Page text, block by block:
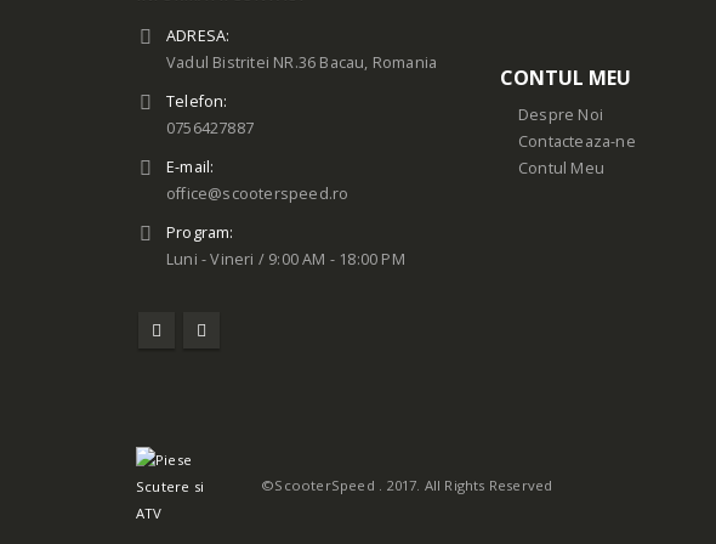
ADRESA:
Vadul Bistritei NR.36 Bacau, Romania
Telefon:
0756427887
E-mail:
office@scooterspeed.ro
Program:
Luni - Vineri / 9:00 AM - 18:00 PM
CONTUL MEU
Despre Noi
Contacteaza-ne
Contul Meu
©ScooterSpeed . 2017. All Rights Reserved